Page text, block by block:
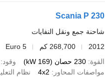
Scania P 230
شاحنة جمع ونقل النفايات
2012
268,700 كم
Euro 5
القوة 230 حصان (169 kW) وقود
مواصفات المحاور
4x2 نظام